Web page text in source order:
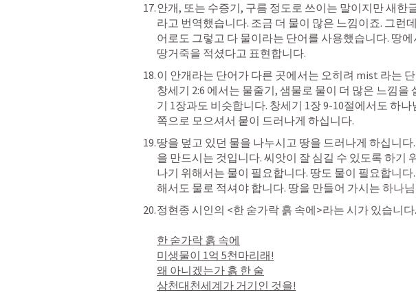
안개, 또는 수증기, 구름 정도로 쓰이는 말이지만 새한
라고 번역했습니다. 조금 더 물이 많은 느낌이죠. 그런
어로도 그렇고 다 물이라는 단어를 사용했습니다. 땅
땅거죽을 적셨다고 표현합니다.
창세기 2:6 에서는 물줄기, 샘물로 물이 더 많은 느낌을
기 1장과도 비슷합니다. 창세기 1장 9-10절에서도 하나
쪽으로 모으셔서 뭍이 드러나게 하십니다.
땅을 덮고 있던 물을 나누시고 땅을 드러나게 하십니
을 만드시는 것입니다. 씨앗이 잘 심길 수 있도록 하기
나기 위해서는 물이 필요합니다. 땅도 물이 필요합니다
해서도 물로 적셔야 합니다. 땅을 만들어 가시는 하나
정현종 시인의 <한 숟가락 흙 속에>라는 시가 있습니다.
한 숟가락 흙 속에
미생물이 1억 5천마리래!
왜 아니겠는가 흙 한 술
삼천대천세계가 거기인 것을!